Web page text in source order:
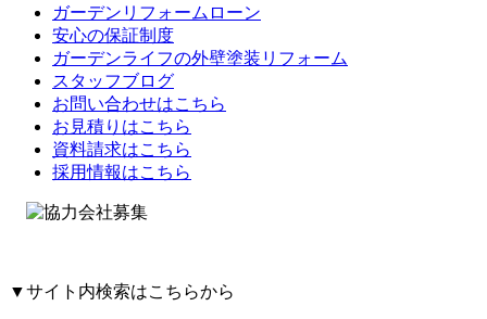
ガーデンリフォームローン
安心の保証制度
ガーデンライフの外壁塗装リフォーム
スタッフブログ
お問い合わせはこちら
お見積りはこちら
資料請求はこちら
採用情報はこちら
▼サイト内検索はこちらから